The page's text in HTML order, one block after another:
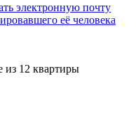
электронную почту
её человека
из 12 квартиры